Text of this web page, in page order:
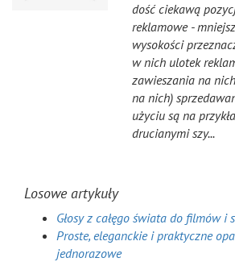
dość ciekawą
reklamowe -
wysokości
w nich ulotek
zawieszania na
na nich)
użyciu są na
drucianymi szy...
Losowe artykuły
Głosy z całęgo świata do filmów i
Proste, eleganckie i praktyczne
jednorazowe